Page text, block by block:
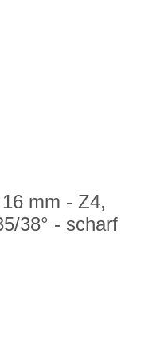
mm - Z4,
38° - scharf